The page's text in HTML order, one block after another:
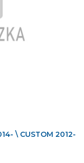
\ CUSTOM 2012-